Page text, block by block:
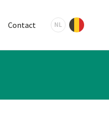
Contact NL